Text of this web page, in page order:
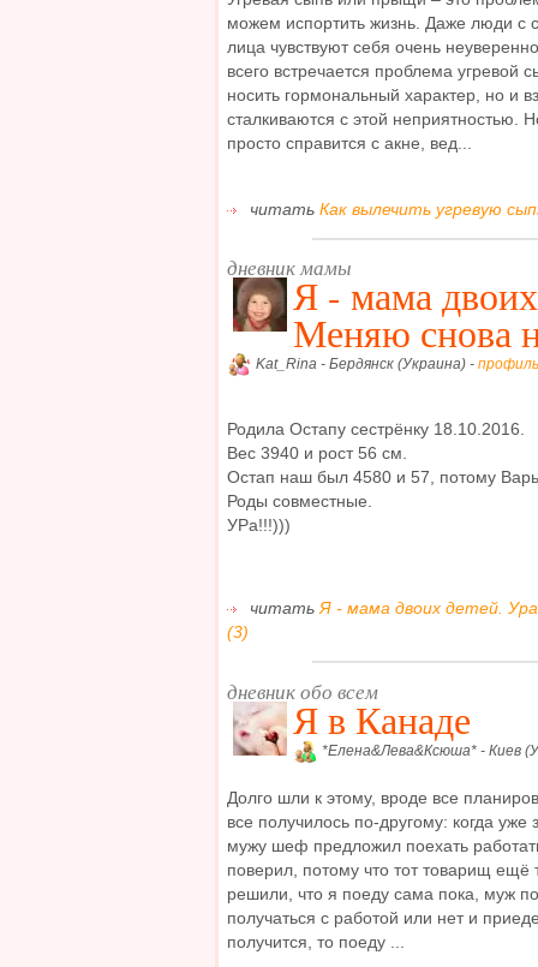
можем испортить жизнь. Даже люди
лица чувствуют себя очень
всего встречается проблема угревой
носить гормональный характер, но и
сталкиваются с этой неприятностью.
просто справится с акне, вед...
читать Как вылечить угревую
дневник мамы
Я - мама
Меняю снова
Kat_Rina - Бердянск (Украина) - профиль
Родила Остапу сестрёнку 18.10.2016.
Вес 3940 и рост 56 см.
Остап наш был 4580 и 57, потому
Роды совместные.
УРа!!!)))
читать Я - мама двоих детей.
(3)
дневник обо всем
Я в Канаде
*Елена&Лева&Ксюша* - Киев
Долго шли к этому, вроде все
все получилось по-другому: когда
мужу шеф предложил поехать
поверил, потому что тот товарищ ещё
решили, что я поеду сама пока, муж
получаться с работой или нет и
получится, то поеду ...